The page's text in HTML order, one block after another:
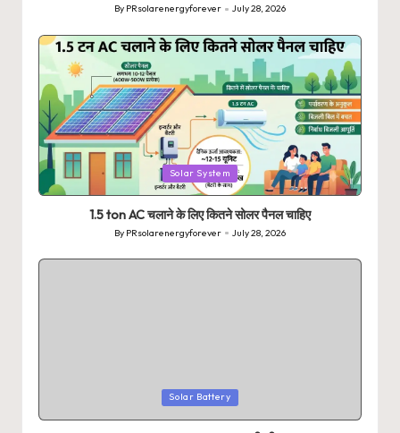
Posted
By PRsolarenergyforever July 28, 2026
Posted
in
Solar System
1.5 ton AC चलाने के लिए कितने सोलर पैनल चाहिए
Posted
by
By PRsolarenergyforever July 28, 2026
Solar Battery